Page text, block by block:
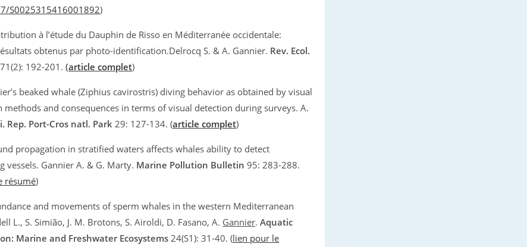
S0025315416001892)
à l’étude du Dauphin de Risso en Méditerranée occidentale:
obtenus par photo-identification.Delrocq S. & A. Gannier. Rev. Ecol.
71(2): 192-201.(article complet)
beaked whale (Ziphius cavirostris) diving behavior as obtained by visual
methods and consequences in terms of visual detection during surveys. A.
Rep. Port-Cros natl. Park 29: 127-134. (article complet)
propagation in stratified waters affects whales ability to detect
vessels. Gannier A. & G. Marty. Marine Pollution Bulletin 95: 283-288.
résumé)
and movements of sperm whales in the western Mediterranean
L., S. Simião, J. M. Brotons, S. Airoldi, D. Fasano, A. Gannier.Aquatic
Marine and Freshwater Ecosystems 24(S1): 31-40. (lien pour le